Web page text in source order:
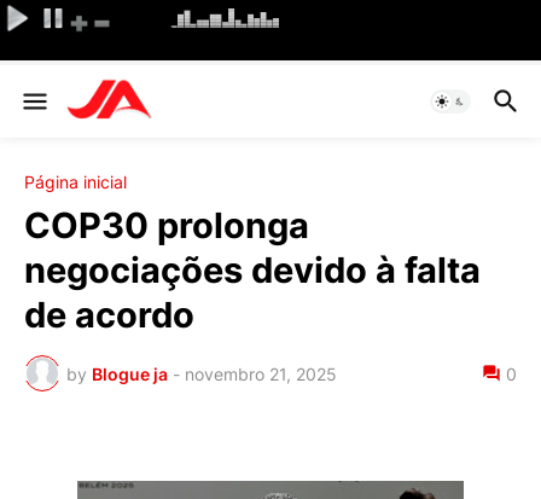
Página inicial
COP30 prolonga
negociações devido à falta
de acordo
by Blogue ja - novembro 21, 2025 0